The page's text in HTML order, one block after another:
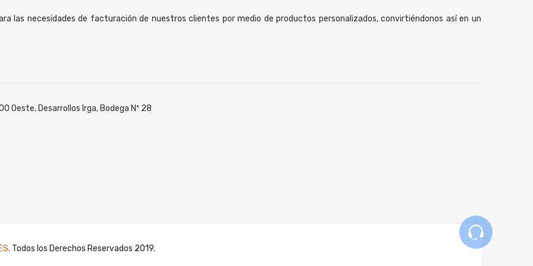
las necesidades de facturación de nuestros clientes por medio de productos personalizados, convirtiéndonos así en un
Oeste, Desarrollos Irga, Bodega Nº 28
. Todos los Derechos Reservados 2019.